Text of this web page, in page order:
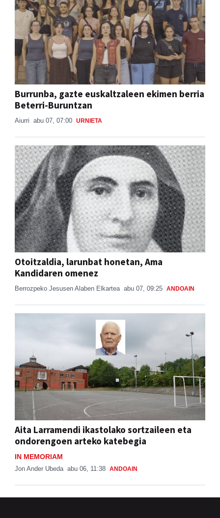
Burrunba, gazte euskaltzaleen ekimen berria
Beterri-Buruntzan
Aiurri abu 07, 07:00 URNIETA
Otoitzaldia, larunbat honetan, Ama
Kandidaren omenez
Berrozpeko Jesusen Alaben Elkartea abu 07, 09:25 ANDOAIN
Aita Larramendi ikastolako sortzaileen eta
ondorengoen arteko katebegia
IN MEMORIAM
Jon Ander Ubeda abu 06, 11:38 ANDOAIN